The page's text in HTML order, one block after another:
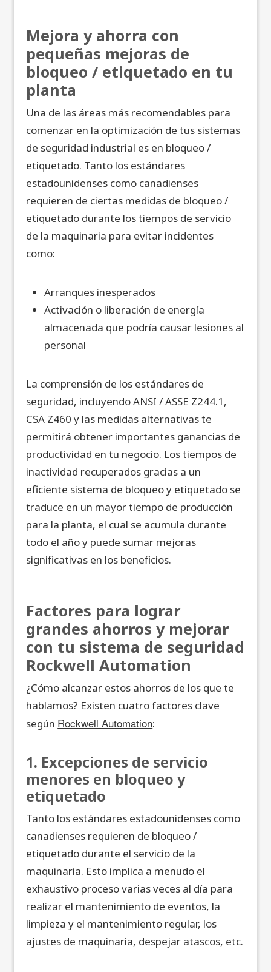
Mejora y ahorra con
pequeñas mejoras de
bloqueo / etiquetado en tu
planta
Una de las áreas más recomendables para
comenzar en la optimización de tus sistemas
de seguridad industrial es en bloqueo /
etiquetado. Tanto los estándares
estadounidenses como canadienses
requieren de ciertas medidas de bloqueo /
etiquetado durante los tiempos de servicio
de la maquinaria para evitar incidentes
como:
Arranques inesperados
Activación o liberación de energía
almacenada que podría causar lesiones al
personal
La comprensión de los estándares de
seguridad, incluyendo ANSI / ASSE Z244.1,
CSA Z460 y las medidas alternativas te
permitirá obtener importantes ganancias de
productividad en tu negocio. Los tiempos de
inactividad recuperados gracias a un
eficiente sistema de bloqueo y etiquetado se
traduce en un mayor tiempo de producción
para la planta, el cual se acumula durante
todo el año y puede sumar mejoras
significativas en los beneficios.
Factores para lograr
grandes ahorros y mejorar
con tu sistema de seguridad
Rockwell Automation
¿Cómo alcanzar estos ahorros de los que te
hablamos? Existen cuatro factores clave
según Rockwell Automation:
1. Excepciones de servicio
menores en bloqueo y
etiquetado
Tanto los estándares estadounidenses como
canadienses requieren de bloqueo /
etiquetado durante el servicio de la
maquinaria. Esto implica a menudo el
exhaustivo proceso varias veces al día para
realizar el mantenimiento de eventos, la
limpieza y el mantenimiento regular, los
ajustes de maquinaria, despejar atascos, etc.